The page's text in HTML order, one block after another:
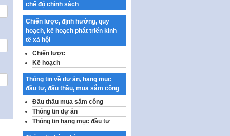
Quy định về nghiên cứu, ứng
dụng khoa học, công nghệ, đổi
mới sáng tạo và chuyển…
Quy định chi tiết và hướng dẫn
thi hành một số điều của Luật Lý
lịch tư…
Sửa đổi, bổ sung một số nội
dung tại Nghị quyết số 30/NQ-
CP ngày 24 tháng 02…
Ban hành Chương trình hành
động của Chính phủ thực hiện
Nghị quyết số 02-NQ/TW ngày
17…
chế độ chính sách
Chiến lược, định hướng, quy
hoạch, kế hoạch phát triển kinh
tế xã hội
Chiến lược
Kế hoạch
Thông tin về dự án, hạng mục
đầu tư, đấu thầu, mua sắm công
Đấu thầu mua sắm công
Thông tin dự án
Thông tin hạng mục đầu tư